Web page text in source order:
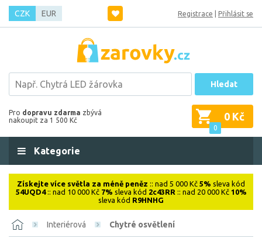
CZK EUR Registrace Přihlásit se
Hledat
Pro dopravu zdarma zbývá
nakoupit za 1 500 Kč
0
0 Kč
Kategorie
Získejte více světla za méně peněz :: nad 5 000 Kč 5% sleva kód
54UQD4:: nad 10 000 Kč 7% sleva kód 2c43RR :: nad 20 000 Kč 10%
sleva kód R9HNHG
Interiérová Chytré osvětlení